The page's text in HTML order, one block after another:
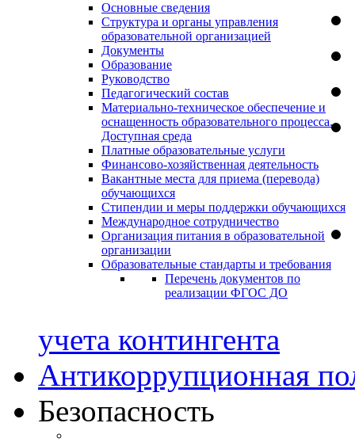
Основные сведения
Структура и органы управления
образовательной организацией
Документы
Образование
Руководство
Педагогический состав
Материально-техническое обеспечение и
оснащенность образовательного процесса.
Доступная среда
Платные образовательные услуги
Финансово-хозяйственная деятельность
Вакантные места для приема (перевода)
обучающихся
Стипендии и меры поддержки обучающихся
Международное сотрудничество
Организация питания в образовательной
организации
Образовательные стандарты и требования
Перечень документов по
реализации ФГОС ДО
учета контингента
Антикоррупционная
Безопасность